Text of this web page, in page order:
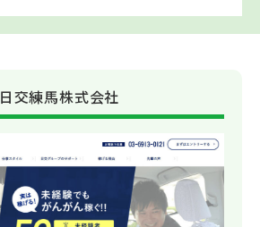
日交練馬株式会社